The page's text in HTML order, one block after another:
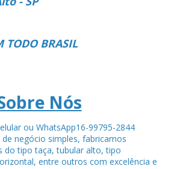
TODO BRASIL
Nós
ou WhatsApp16-99795-2844
negócio simples, fabricamos
do tipo taça, tubular alto, tipo
entre outros com excelência e